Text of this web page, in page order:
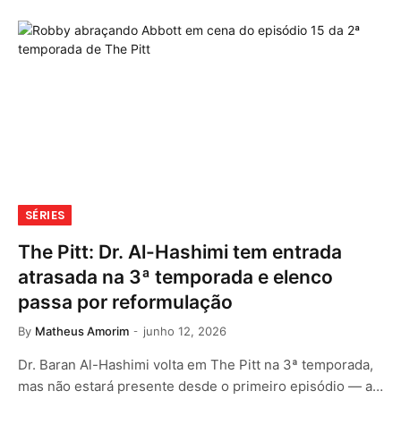
SÉRIES
The Pitt: Dr. Al-Hashimi tem entrada
atrasada na 3ª temporada e elenco
passa por reformulação
By Matheus Amorim junho 12, 2026
Dr. Baran Al-Hashimi volta em The Pitt na 3ª temporada,
mas não estará presente desde o primeiro episódio — a…